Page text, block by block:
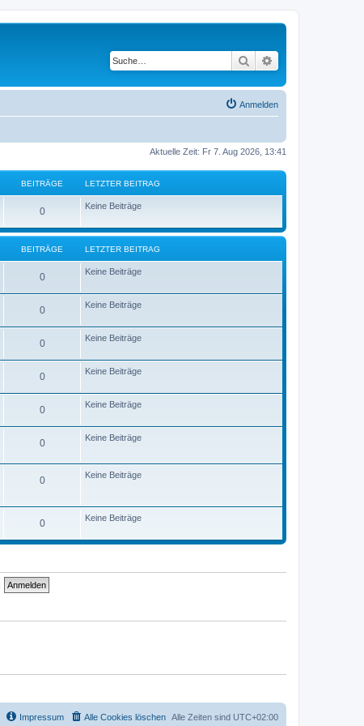
Suche
Anmelden
Aktuelle Zeit: Fr 7. Aug 2026, 13:41
BEITRÄGE LETZTER BEITRAG
0 Keine Beiträge
BEITRÄGE LETZTER BEITRAG
0 Keine Beiträge
0 Keine Beiträge
0 Keine Beiträge
0 Keine Beiträge
0 Keine Beiträge
0 Keine Beiträge
0 Keine Beiträge
0 Keine Beiträge
Alle Zeiten sind UTC+02:00
Alle Cookies löschen
Impressum